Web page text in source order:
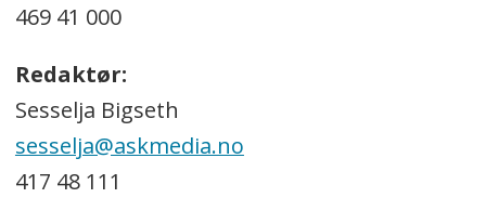
469 41 000
Redaktør:
Sesselja Bigseth
sesselja@askmedia.no
417 48 111